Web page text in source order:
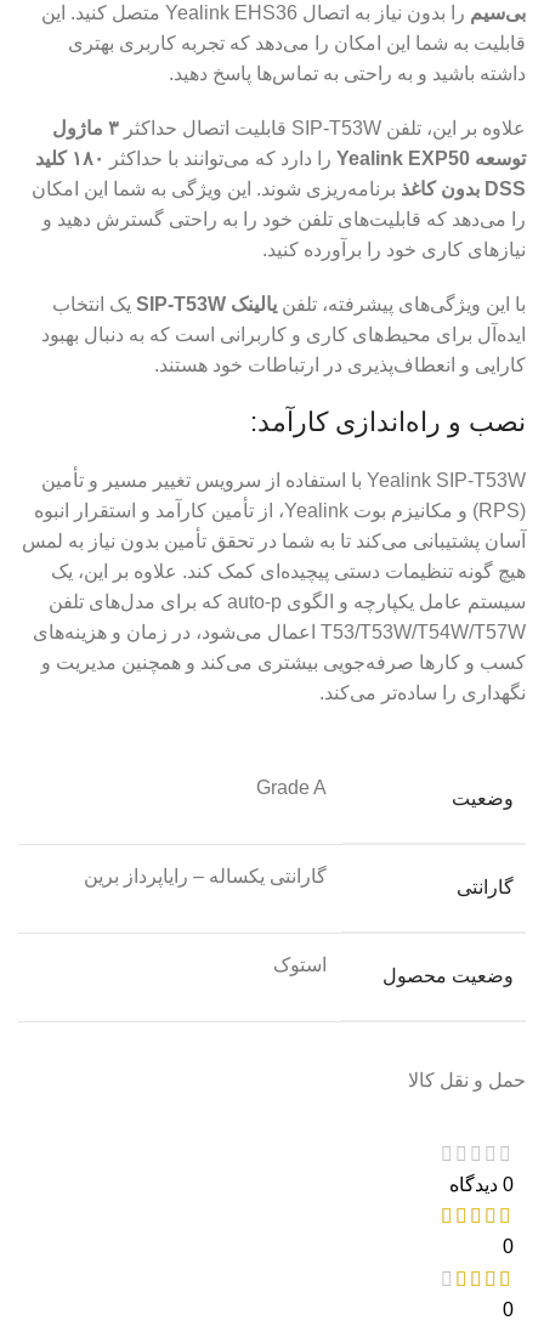
بی‌سیم
را بدون نیاز به اتصال Yealink EHS36 متصل کنید. این
قابلیت به شما این امکان را می‌دهد که تجربه کاربری بهتری
داشته باشید و به راحتی به تماس‌ها پاسخ دهید.
علاوه بر این، تلفن SIP-T53W قابلیت اتصال حداکثر
۳ ماژول
توسعه Yealink EXP50
را دارد که می‌توانند با حداکثر
۱۸۰ کلید
DSS بدون کاغذ
برنامه‌ریزی شوند. این ویژگی به شما این امکان
را می‌دهد که قابلیت‌های تلفن خود را به راحتی گسترش دهید و
نیازهای کاری خود را برآورده کنید.
با این ویژگی‌های پیشرفته، تلفن یالینک SIP-T53W
یک انتخاب
ایده‌آل برای محیط‌های کاری و کاربرانی است که به دنبال بهبود
کارایی و انعطاف‌پذیری در ارتباطات خود هستند.
نصب و راه‌اندازی کارآمد:
Yealink SIP-T53W با استفاده از سرویس تغییر مسیر و تأمین
(RPS) و مکانیزم بوت Yealink، از تأمین کارآمد و استقرار انبوه
آسان پشتیبانی می‌کند تا به شما در تحقق تأمین بدون نیاز به لمس
هیچ گونه تنظیمات دستی پیچیده‌ای کمک کند. علاوه بر این، یک
سیستم عامل یکپارچه و الگوی auto-p که برای مدل‌های تلفن
T53/T53W/T54W/T57W اعمال می‌شود، در زمان و هزینه‌های
کسب و کارها صرفه‌جویی بیشتری می‌کند و همچنین مدیریت و
نگهداری را ساده‌تر می‌کند.
وضعیت
Grade A
گارانتی
گارانتی یکساله – رایاپرداز برین
وضعیت محصول
استوک
حمل و نقل کالا
0 دیدگاه
0
0